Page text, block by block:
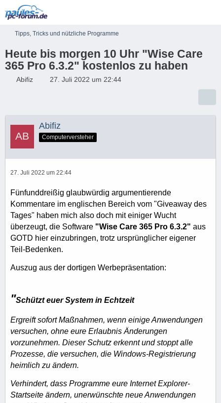
Tipps, Tricks und nützliche Programme
Heute bis morgen 10 Uhr "Wise Care
365 Pro 6.3.2" kostenlos zu haben
Abifiz 27. Juli 2022 um 22:44
Abifiz
Computerversteher
27. Juli 2022 um 22:44
Fünfunddreißig glaubwürdig argumentierende
Kommentare im englischen Bereich vom "Giveaway des
Tages" haben mich also doch mit einiger Wucht
überzeugt, die Software "Wise Care 365 Pro 6.3.2" aus
GOTD hier einzubringen, trotz ursprünglicher eigener
Teil-Bedenken.
Auszug aus der dortigen Werbepräsentation:
"Schützt euer System in Echtzeit
Ergreift sofort Maßnahmen, wenn einige Anwendungen
versuchen, ohne eure Erlaubnis Änderungen
vorzunehmen. Dieser Schutz erkennt und stoppt alle
Prozesse, die versuchen, die Windows-Registrierung
heimlich zu ändern.
Verhindert, dass Programme eure Internet Explorer-
Startseite ändern, unerwünschte neue Anwendungen